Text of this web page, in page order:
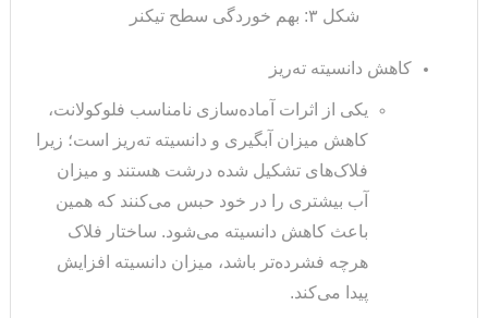
شکل ۳: بهم خوردگی سطح تیکنر
کاهش دانسیته ته‌ریز
یکی از اثرات آماده‌سازی نامناسب فلوکولانت،
کاهش میزان آبگیری و دانسیته ته‌ریز است؛ زیرا
فلاک‌های تشکیل شده درشت هستند و میزان
آب بیشتری را در خود حبس می‌کنند که همین
باعث کاهش دانسیته می‌شود. ساختار فلاک
هرچه فشرده‌تر باشد، میزان دانسیته افزایش
پیدا می‌کند.